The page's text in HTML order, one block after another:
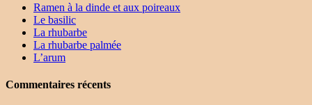
Ramen à la dinde et aux poireaux
Le basilic
La rhubarbe
La rhubarbe palmée
L’arum
Commentaires récents